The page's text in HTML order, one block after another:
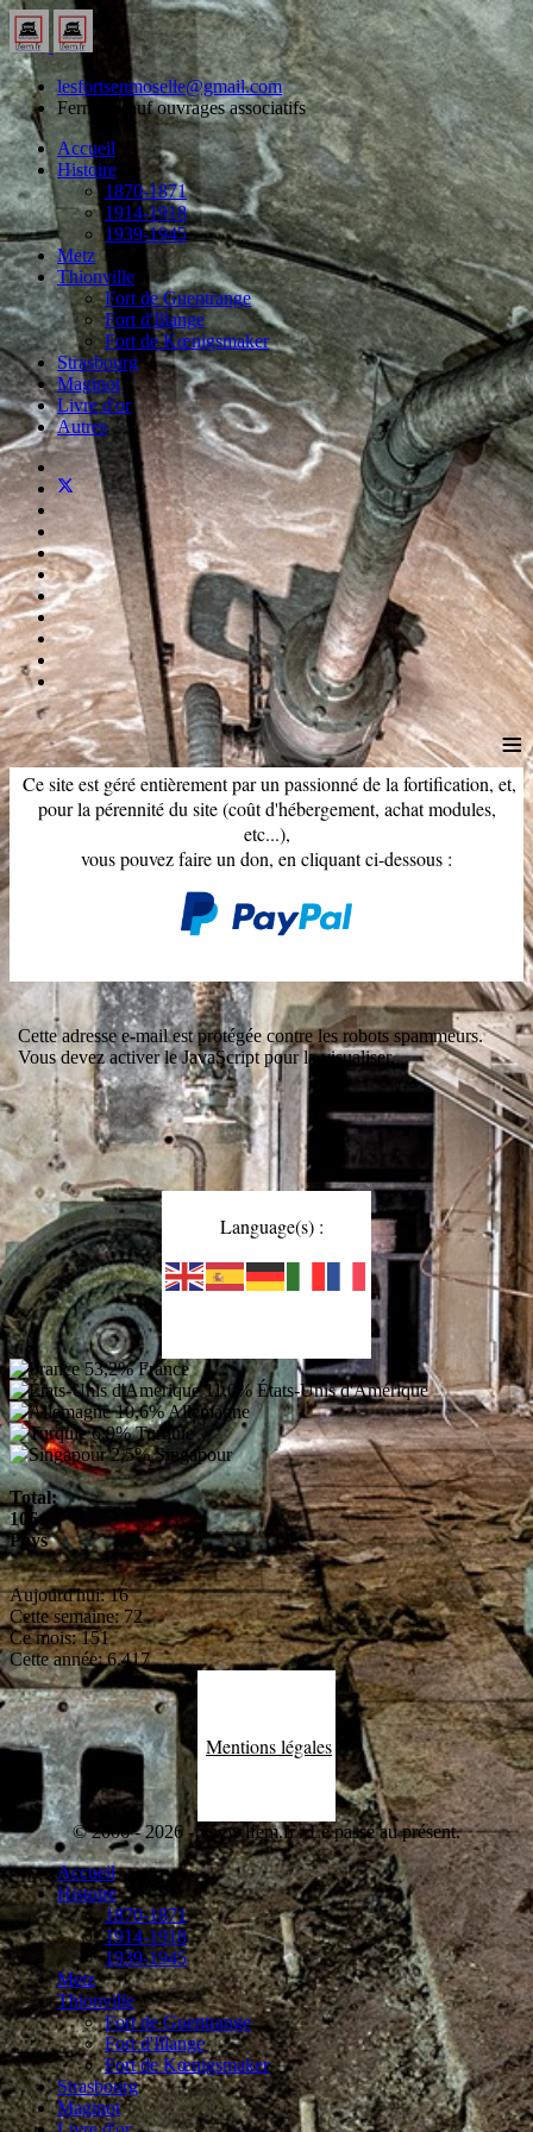
lesfortsenmoselle@gmail.com
Fermés, sauf ouvrages associatifs
Accueil
Histoire
1870-1871
1914-1918
1939-1945
Metz
Thionville
Fort de Guentrange
Fort d'Illange
Fort de Kœnigsmaker
Strasbourg
Maginot
Livre d'or
Autres
≡
Ce site est géré entièrement par un passionné de la fortification, et,
pour la pérennité du site (coût d'hébergement, achat modules,
etc...),
vous pouvez faire un don, en cliquant ci-dessous :
Cette adresse e-mail est protégée contre les robots spammeurs.
Vous devez activer le JavaScript pour la visualiser.
Language(s) :
53,2% France
11,0% États-Unis d'Amérique
10,6%Allemagne
6,9% Turquie
2,5% Singapour
Total:
106
Pays
Aujourd'hui: 16
Cette semaine: 72
Ce mois: 151
Cette année: 6.417
Mentions légales
© 2006 - 2026 - www.lfem.fr / Le passé au présent.
Accueil
Histoire
1870-1871
1914-1918
1939-1945
Metz
Thionville
Fort de Guentrange
Fort d'Illange
Fort de Kœnigsmaker
Strasbourg
Maginot